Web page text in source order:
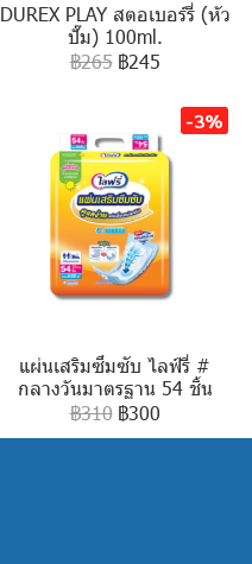
DUREX PLAY สตอเบอร์รี่ (หัว
ปั๊ม) 100ml.
฿265 ฿245
-3%
แผ่นเสริมซึมซับ ไลฟ์รี่ #
กลางวันมาตรฐาน 54 ชิ้น
฿310 ฿300